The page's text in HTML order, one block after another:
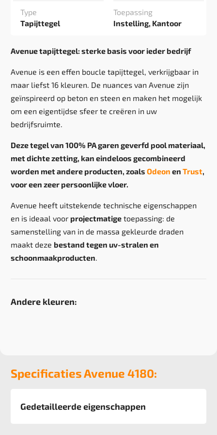
Type
Tapijttegel
Toepassing
Instelling, Kantoor
Avenue tapijttegel: sterke basis voor ieder bedrijf
Avenue is een effen boucle tapijttegel, verkrijgbaar in
maar liefst 16 kleuren. De nuances van Avenue zijn
geïnspireerd op beton en steen en maken het mogelijk
om een eigentijdse sfeer te creëren in uw
bedrijfsruimte.
Deze tegel van 100% PA garen geverfd pool materiaal,
met dichte zetting, kan eindeloos gecombineerd
worden met andere producten, zoalsOdeon enTrust,
voor een zeer persoonlijke vloer.
Avenue heeft uitstekende technische eigenschappen
en is ideaal voor projectmatige toepassing: de
samenstelling van in de massa gekleurde draden
maakt deze bestand tegen uv-stralen en
schoonmaakproducten.
Andere kleuren:
Specificaties Avenue 4180:
Gedetailleerde eigenschappen